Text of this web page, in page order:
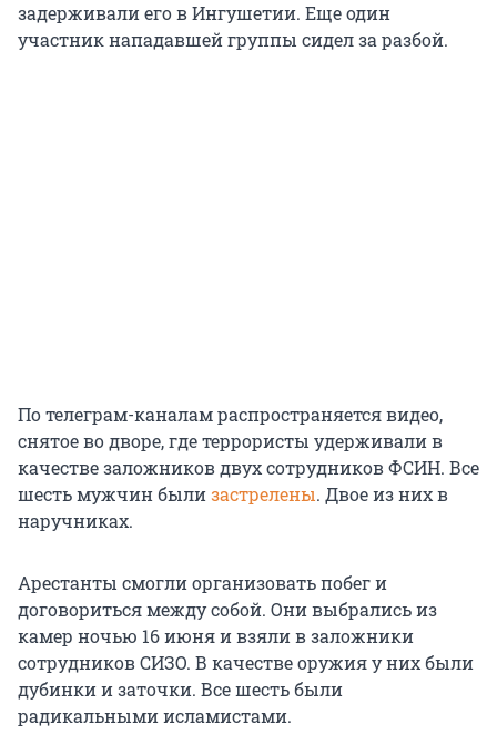
задерживали его в Ингушетии. Еще один
участник нападавшей группы сидел за разбой.
По телеграм-каналам распространяется видео,
снятое во дворе, где террористы удерживали в
качестве заложников двух сотрудников ФСИН. Все
шесть мужчин былизастрелены. Двое из них в
наручниках.
Арестанты смогли организовать побег и
договориться между собой. Они выбрались из
камер ночью 16 июня и взяли в заложники
сотрудников СИЗО. В качестве оружия у них были
дубинки и заточки. Все шесть были
радикальными исламистами.